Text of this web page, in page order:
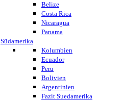
Belize
Costa Rica
Nicaragua
Panama
Südamerika
Kolumbien
Ecuador
Peru
Bolivien
Argentinien
Fazit Suedamerika